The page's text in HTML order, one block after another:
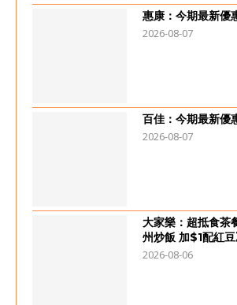
惠康：今期最新優
2026-08-07
百佳：今期最新優
2026-08-07
大家樂：超抵食茶
州炒飯 加$1配紅
2026-08-06